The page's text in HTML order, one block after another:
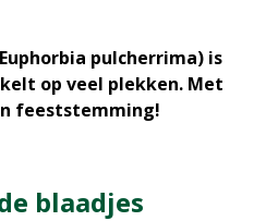
pulcherrima) is
op veel plekken. Met
feeststemming!
blaadjes